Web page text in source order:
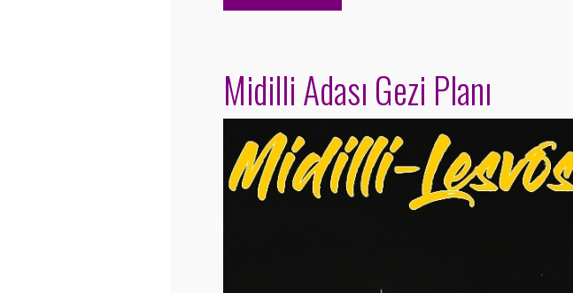
Midilli Adası Gezi Planı